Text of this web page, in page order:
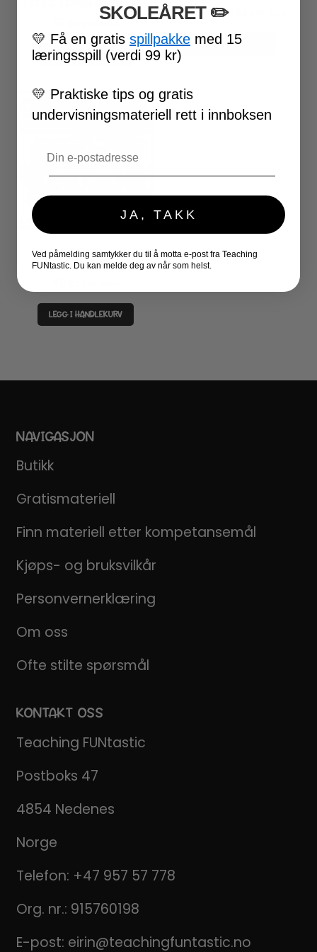
UTTALE, LESING OG STAVING
LEGG I HANDLEKURV
490kr Opprinnelig
pris
var:
299
LEGG I HANDLEKURV
PUSLESPILL LESING –
FØRSTELYD
LEGG I HANDLEKURV
NAVIGASJON
Butikk
Gratismateriell
Finn materiell etter kompetansemål
Kjøps- og bruksvilkår
Personvernerklæring
Om oss
Ofte stilte spørsmål
KONTAKT OSS
Teaching FUNtastic
Postboks 47
4854 Nedenes
Norge
Telefon: +47 957 57 778
Org. nr.: 915760198
E-post: eirin@teachingfuntastic.no
SKOLEÅRET​ ✏️
💛 Få en gratis spillpakke med 15
læringsspill (verdi 99 kr)
💛 Praktiske tips og gratis
undervisningsmateriell rett i innboksen
JA, TAKK
Ved påmelding samtykker du til å motta e-post fra Teaching
FUNtastic. Du kan melde deg av når som helst.